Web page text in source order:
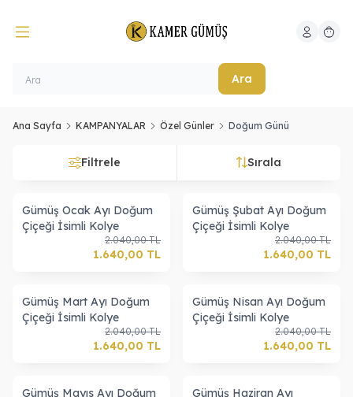
Ara
Hesabım
Ana Sayfa KAMPANYALAR Özel Günler Doğum Günü
Filtrele Sırala
Gümüş Ocak Ayı Doğum
Çiçeği İsimli Kolye
2.040,00TL
1.640,00 TL
Gümüş Şubat Ayı Doğum
Çiçeği İsimli Kolye
2.040,00TL
1.640,00 TL
Gümüş Mart Ayı Doğum
Çiçeği İsimli Kolye
2.040,00TL
1.640,00 TL
Gümüş Nisan Ayı Doğum
Çiçeği İsimli Kolye
2.040,00TL
1.640,00 TL
Gümüş Mayıs Ayı Doğum
Gümüş Haziran Ayı